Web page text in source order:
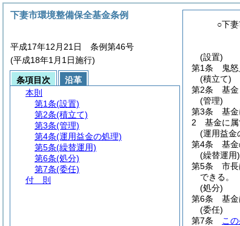
○下
(設置)
第1条
鬼
(積立て)
第2条
基
(管理)
第3条
基
2
基金に
(運用益金
第4条
基
(繰替運用)
第5条
市
できる。
(処分)
第6条
基金
(委任)
第7条
こ
下妻市環境整備保全基金条例
平成17年12月21日 条例第46号
(平成18年1月1日施行)
条項目次
沿革
本則
第1条(設置)
第2条(積立て)
第3条(管理)
第4条(運用益金の処理)
第5条(繰替運用)
第6条(処分)
第7条(委任)
付 則